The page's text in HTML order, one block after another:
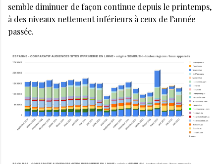
semble diminuer de façon continue depuis le printemps,
à des niveaux nettement inférieurs à ceux de l’année
passée.